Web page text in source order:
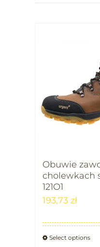
Obuwie
cholewkach
121O1
193,73 zł
Select options